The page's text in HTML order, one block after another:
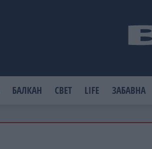
БАЛКАН СВЕТ LIFE ЗАБАВНА